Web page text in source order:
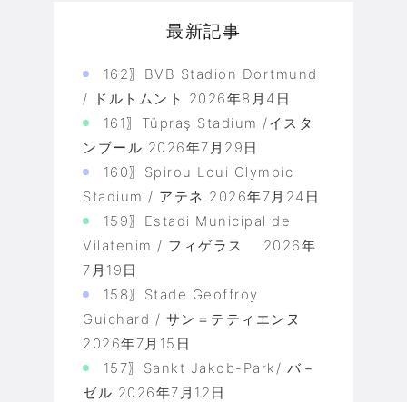
最新記事
162〗BVB Stadion Dortmund
/ ドルトムント 2026年8月4日
161〗Tüpraş Stadium /イスタ
ンブール 2026年7月29日
160〗Spirou Loui Olympic
Stadium / アテネ 2026年7月24日
159〗Estadi Municipal de
Vilatenim / フィゲラス
2026年
7月19日
158〗Stade Geoffroy
Guichard / サン＝テティエンヌ
2026年7月15日
157〗Sankt Jakob-Park/ バ－
ゼル 2026年7月12日